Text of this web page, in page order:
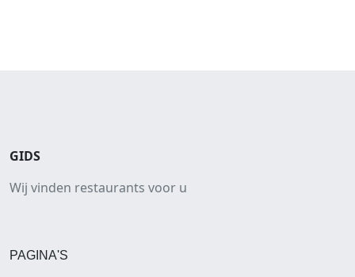
GIDS
Wij vinden restaurants voor u
PAGINA'S